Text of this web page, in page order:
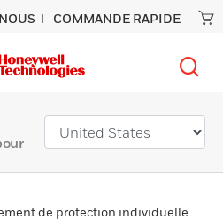
COMMANDE RAPIDE
de protection individuelle